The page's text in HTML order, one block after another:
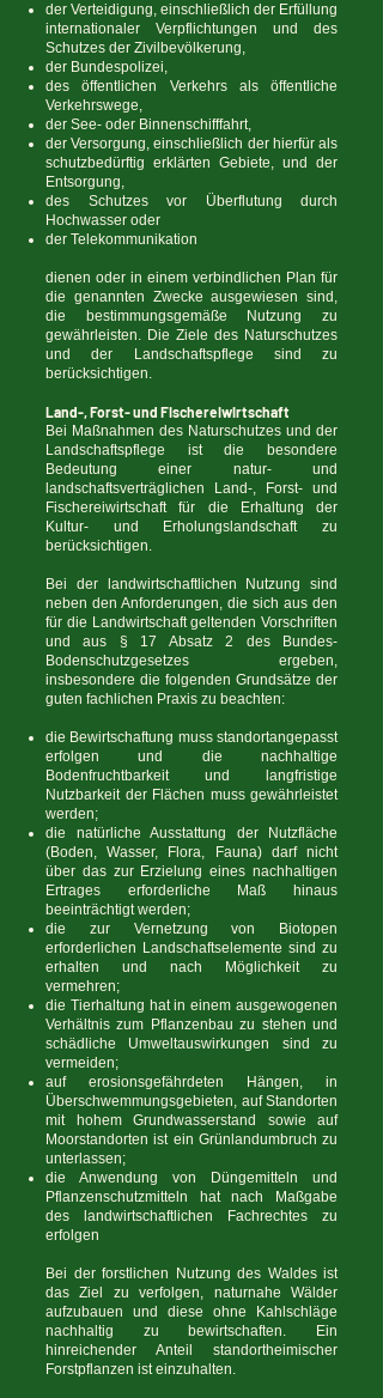
der Verteidigung, einschließlich der Erfüllung
internationaler Verpflichtungen und des
Schutzes der Zivilbevölkerung,
der Bundespolizei,
des öffentlichen Verkehrs als öffentliche
Verkehrswege,
der See- oder Binnenschifffahrt,
der Versorgung, einschließlich der hierfür als
schutzbedürftig erklärten Gebiete, und der
Entsorgung,
des Schutzes vor Überflutung durch
Hochwasser oder
der Telekommunikation
dienen oder in einem verbindlichen Plan für
die genannten Zwecke ausgewiesen sind,
die bestimmungsgemäße Nutzung zu
gewährleisten. Die Ziele des Naturschutzes
und der Landschaftspflege sind zu
berücksichtigen.
Land-, Forst- und Fischereiwirtschaft
Bei Maßnahmen des Naturschutzes und der
Landschaftspflege ist die besondere
Bedeutung einer natur- und
landschaftsverträglichen Land-, Forst- und
Fischereiwirtschaft für die Erhaltung der
Kultur- und Erholungslandschaft zu
berücksichtigen.
Bei der landwirtschaftlichen Nutzung sind
neben den Anforderungen, die sich aus den
für die Landwirtschaft geltenden Vorschriften
und aus § 17 Absatz 2 des Bundes-
Bodenschutzgesetzes ergeben,
insbesondere die folgenden Grundsätze der
guten fachlichen Praxis zu beachten:
die Bewirtschaftung muss standortangepasst
erfolgen und die nachhaltige
Bodenfruchtbarkeit und langfristige
Nutzbarkeit der Flächen muss gewährleistet
werden;
die natürliche Ausstattung der Nutzfläche
(Boden, Wasser, Flora, Fauna) darf nicht
über das zur Erzielung eines nachhaltigen
Ertrages erforderliche Maß hinaus
beeinträchtigt werden;
die zur Vernetzung von Biotopen
erforderlichen Landschaftselemente sind zu
erhalten und nach Möglichkeit zu
vermehren;
die Tierhaltung hat in einem ausgewogenen
Verhältnis zum Pflanzenbau zu stehen und
schädliche Umweltauswirkungen sind zu
vermeiden;
auf erosionsgefährdeten Hängen, in
Überschwemmungsgebieten, auf Standorten
mit hohem Grundwasserstand sowie auf
Moorstandorten ist ein Grünlandumbruch zu
unterlassen;
die Anwendung von Düngemitteln und
Pflanzenschutzmitteln hat nach Maßgabe
des landwirtschaftlichen Fachrechtes zu
erfolgen
Bei der forstlichen Nutzung des Waldes ist
das Ziel zu verfolgen, naturnahe Wälder
aufzubauen und diese ohne Kahlschläge
nachhaltig zu bewirtschaften. Ein
hinreichender Anteil standortheimischer
Forstpflanzen ist einzuhalten.